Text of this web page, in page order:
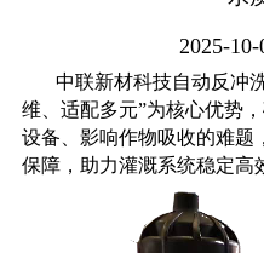
2025-
中联新材科技自动反冲
维、适配多元”为核心优势
设备、影响作物吸收的难题
保障，助力灌溉系统稳定高